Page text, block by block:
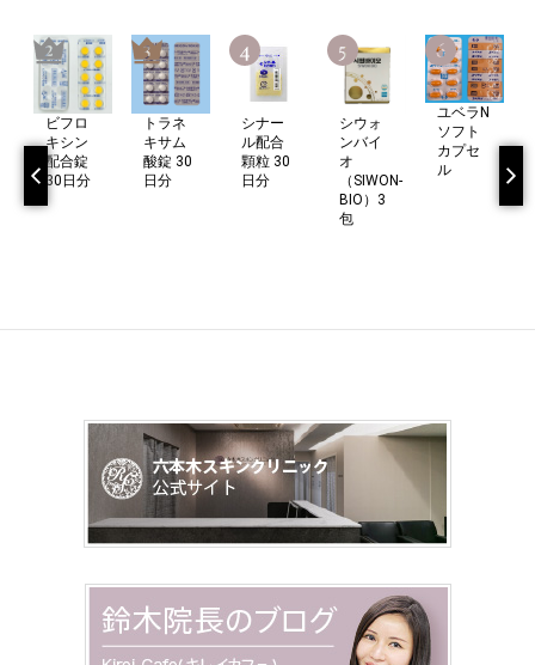
ビフロ
キシン
配合錠
30日分
トラネ
キサム
酸錠 30
日分
シナー
ル配合
顆粒 30
日分
シウォ
ンバイ
オ
（SIWON-
BIO）3
包
ユベラN
ソフト
カプセ
ル